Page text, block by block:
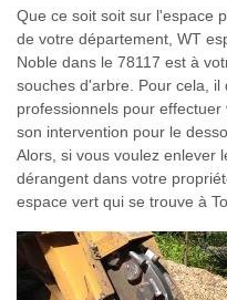
Que ce soit soit sur l'espace
de votre département, WT
Noble dans le 78117 est à
souches d'arbre. Pour cela, il
professionnels pour
son intervention pour le
Alors, si vous voulez enlever
dérangent dans votre
espace vert qui se trouve à